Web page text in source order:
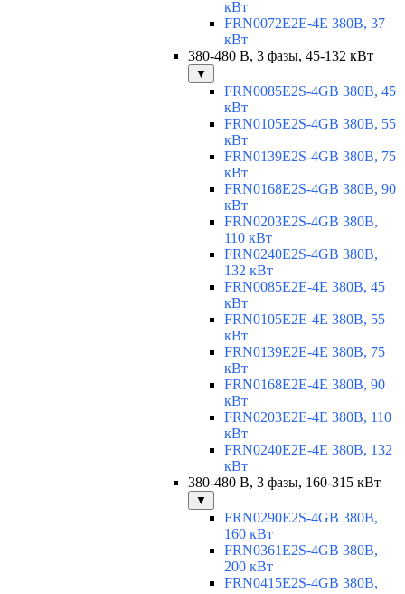
кВт
FRN0072E2E-4E 380В, 37
кВт
380-480 В, 3 фазы, 45-132 кВт
▼
FRN0085E2S-4GB 380В, 45
кВт
FRN0105E2S-4GB 380В, 55
кВт
FRN0139E2S-4GB 380В, 75
кВт
FRN0168E2S-4GB 380В, 90
кВт
FRN0203E2S-4GB 380В,
110 кВт
FRN0240E2S-4GB 380В,
132 кВт
FRN0085E2E-4E 380В, 45
кВт
FRN0105E2E-4E 380В, 55
кВт
FRN0139E2E-4E 380В, 75
кВт
FRN0168E2E-4E 380В, 90
кВт
FRN0203E2E-4E 380В, 110
кВт
FRN0240E2E-4E 380В, 132
кВт
380-480 В, 3 фазы, 160-315 кВт
▼
FRN0290E2S-4GB 380В,
160 кВт
FRN0361E2S-4GB 380В,
200 кВт
FRN0415E2S-4GB 380В,